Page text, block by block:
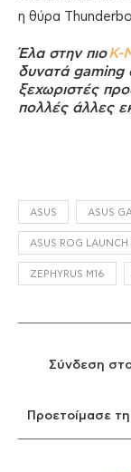
η θύρα
Έλα στην πιοK-
δυνατά gaming
ξεχωριστές
πολλές άλλες
ASUS ASUS
ASUS ROG LAUNCH
ZEPHYRUS M16
Σύνδεση
Προετοίμασε τη